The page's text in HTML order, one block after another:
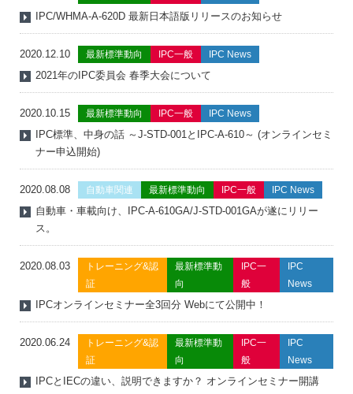
IPC/WHMA-A-620D 最新日本語版リリースのお知らせ
2020.12.10 最新標準動向 IPC一般 IPC News
2021年のIPC委員会 春季大会について
2020.10.15 最新標準動向 IPC一般 IPC News
IPC標準、中身の話 ～J-STD-001とIPC-A-610～ (オンラインセミ
ナー申込開始)
2020.08.08 自動車関連 最新標準動向 IPC一般 IPC News
自動車・車載向け、IPC-A-610GA/J-STD-001GAが遂にリリー
ス。
2020.08.03
トレーニング&認
証
最新標準動
向
IPC一
般
IPC
News
IPCオンラインセミナー全3回分 Webにて公開中！
2020.06.24
トレーニング&認
証
最新標準動
向
IPC一
般
IPC
News
IPCとIECの違い、説明できますか？ オンラインセミナー開講